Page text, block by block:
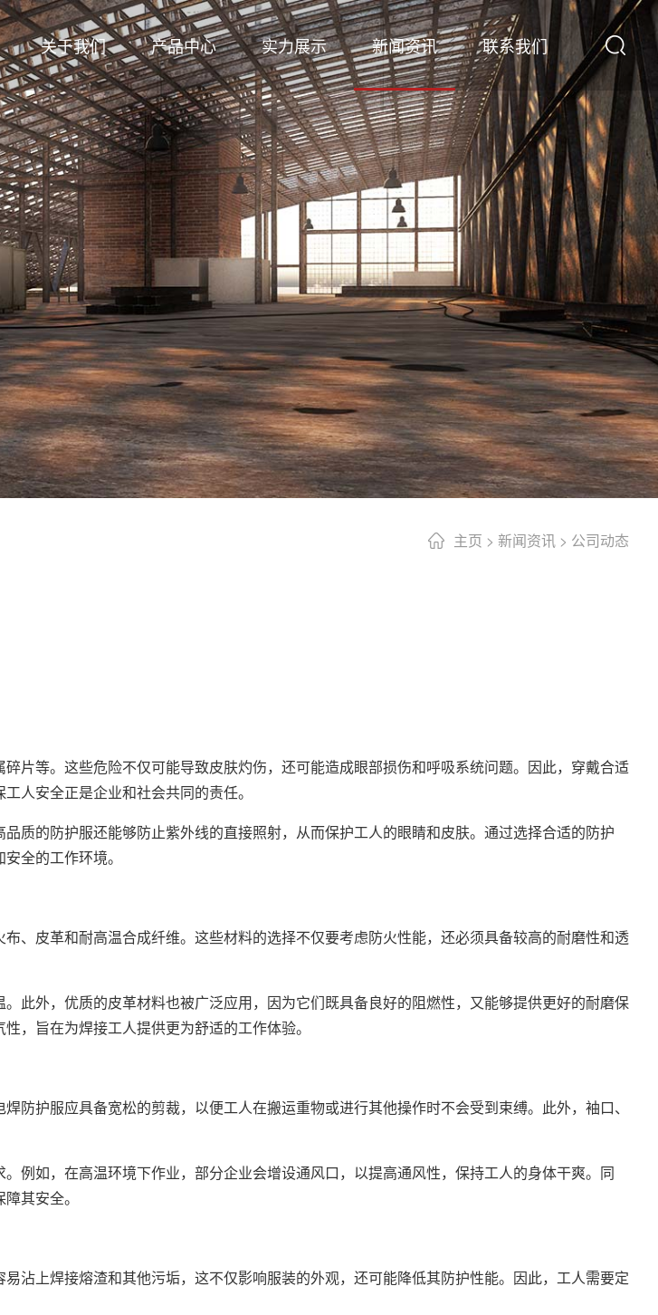
关于我们 产品中心 实力展示 新闻资讯 联系我们
主页 > 新闻资讯 > 公司动态
片等。这些危险不仅可能导致皮肤灼伤，还可能造成眼部损伤和呼吸系统问题。因此，穿戴合适
人安全正是企业和社会共同的责任。
质的防护服还能够防止紫外线的直接照射，从而保护工人的眼睛和皮肤。通过选择合适的防护
全的工作环境。
、皮革和耐高温合成纤维。这些材料的选择不仅要考虑防火性能，还必须具备较高的耐磨性和透
此外，优质的皮革材料也被广泛应用，因为它们既具备良好的阻燃性，又能够提供更好的耐磨保
，旨在为焊接工人提供更为舒适的工作体验。
防护服应具备宽松的剪裁，以便工人在搬运重物或进行其他操作时不会受到束缚。此外，袖口、
例如，在高温环境下作业，部分企业会增设通风口，以提高通风性，保持工人的身体干爽。同
其安全。
沾上焊接熔渣和其他污垢，这不仅影响服装的外观，还可能降低其防护性能。因此，工人需要定